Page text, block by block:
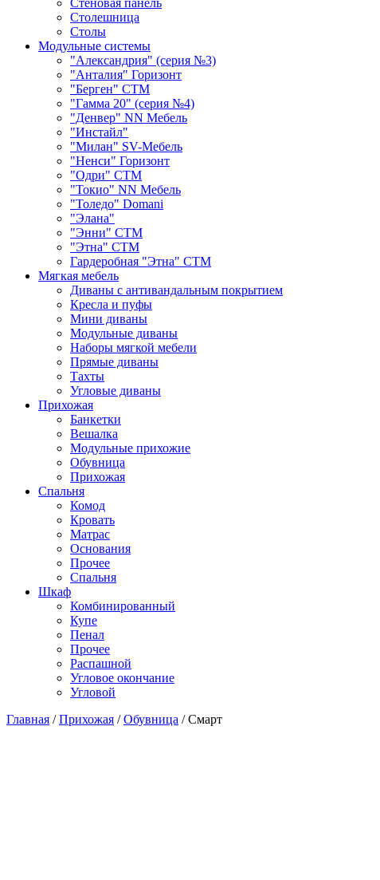
Стеновая панель
Столешница
Столы
Модульные системы
"Александрия" (серия №3)
"Анталия" Горизонт
"Берген" СТМ
"Гамма 20" (серия №4)
"Денвер" NN Мебель
"Инстайл"
"Милан" SV-Мебель
"Ненси" Горизонт
"Одри" СТМ
"Токио" NN Мебель
"Толедо" Domani
"Элана"
"Энни" СТМ
"Этна" СТМ
Гардеробная "Этна" СТМ
Мягкая мебель
Диваны с антивандальным покрытием
Кресла и пуфы
Мини диваны
Модульные диваны
Наборы мягкой мебели
Прямые диваны
Тахты
Угловые диваны
Прихожая
Банкетки
Вешалка
Модульные прихожие
Обувница
Прихожая
Спальня
Комод
Кровать
Матраc
Основания
Прочее
Спальня
Шкаф
Комбинированный
Купе
Пенал
Прочее
Распашной
Угловое окончание
Угловой
Главная /Прихожая /Обувница /Смарт